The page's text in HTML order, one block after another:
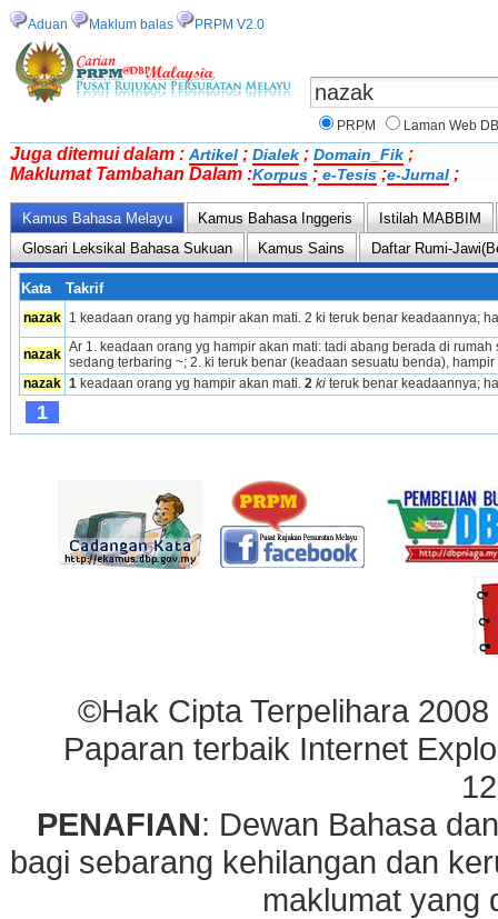
Aduan Maklum balas PRPM V2.0
PRPM Laman Web
Juga ditemui dalam : Artikel ; Dialek ; Domain_Fik ;
Maklumat Tambahan Dalam :Korpus ; e-Tesis ;e-Jurnal ;
Kamus Bahasa Melayu Kamus Bahasa Inggeris
Istilah MABBIM
Glosari Leksikal Bahasa Sukuan
Kamus Sains Daftar Rumi-
Kata Takrif
nazak 1 keadaan orang yg hampir akan mati. 2 ki teruk benar keadaannya;
nazak Ar 1. keadaan orang yg hampir akan mati: tadi abang berada di
sedang terbaring ~; 2. ki teruk benar (keadaan sesuatu benda),
nazak 1 keadaan orang yg hampir akan mati. 2 ki teruk benar keadaannya;
1
©Hak Cipta Terpelihara
Paparan terbaik Internet
PENAFIAN: Dewan Bahasa
bagi sebarang kehilangan dan
maklumat yang